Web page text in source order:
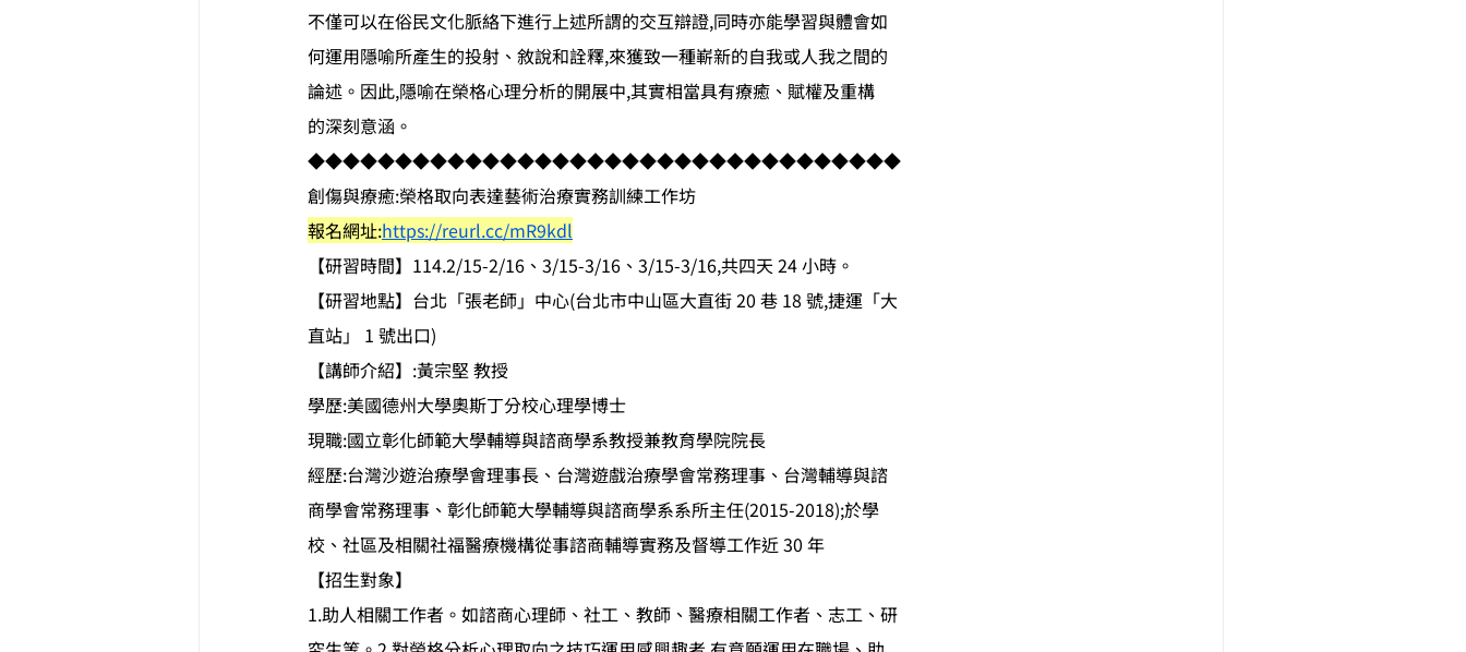
不僅可以在俗民文化脈絡下進行上述所謂的交互辯證,同時亦能學習與體會如
何運用隱喻所產生的投射、敘說和詮釋,來獲致一種嶄新的自我或人我之間的
論述。因此,隱喻在榮格心理分析的開展中,其實相當具有療癒、賦權及重構
的深刻意涵。
◆◆◆◆◆◆◆◆◆◆◆◆◆◆◆◆◆◆◆◆◆◆◆◆◆◆◆◆◆◆◆◆◆◆
創傷與療癒:榮格取向表達藝術治療實務訓練工作坊
報名網址:https://reurl.cc/mR9kdl
【研習時間】114.2/15-2/16、3/15-3/16、3/15-3/16,共四天 24 小時。
【研習地點】台北「張老師」中心(台北市中山區大直街 20 巷 18 號,捷運「大
直站」 1 號出口)
【講師介紹】:黃宗堅 教授
學歷:美國德州大學奧斯丁分校心理學博士
現職:國立彰化師範大學輔導與諮商學系教授兼教育學院院長
經歷:台灣沙遊治療學會理事長、台灣遊戲治療學會常務理事、台灣輔導與諮
商學會常務理事、彰化師範大學輔導與諮商學系系所主任(2015-2018);於學
校、社區及相關社福醫療機構從事諮商輔導實務及督導工作近 30 年
【招生對象】
1.助人相關工作者。如諮商心理師、社工、教師、醫療相關工作者、志工、研